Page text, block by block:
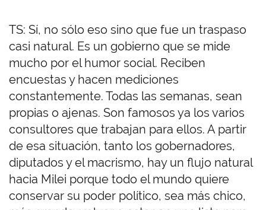
TS: Sí, no sólo eso sino que fue un traspaso
casi natural. Es un gobierno que se mide
mucho por el humor social. Reciben
encuestas y hacen mediciones
constantemente. Todas las semanas, sean
propias o ajenas. Son famosos ya los varios
consultores que trabajan para ellos. A partir
de esa situación, tanto los gobernadores,
diputados y el macrismo, hay un flujo natural
hacia Milei porque todo el mundo quiere
conservar su poder político, sea más chico,